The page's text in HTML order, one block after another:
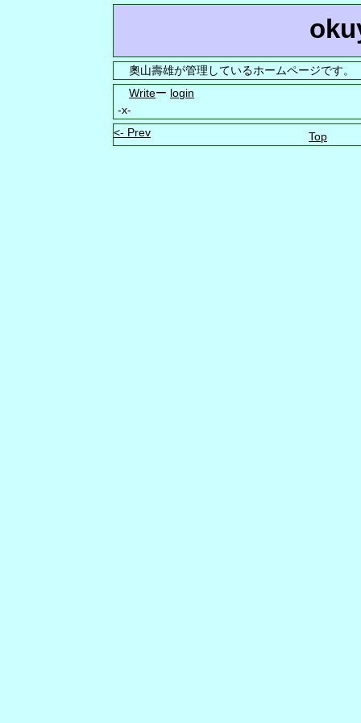
奧山壽雄が管理しているホームページです。
Writeー login
-x-
<- Prev Top